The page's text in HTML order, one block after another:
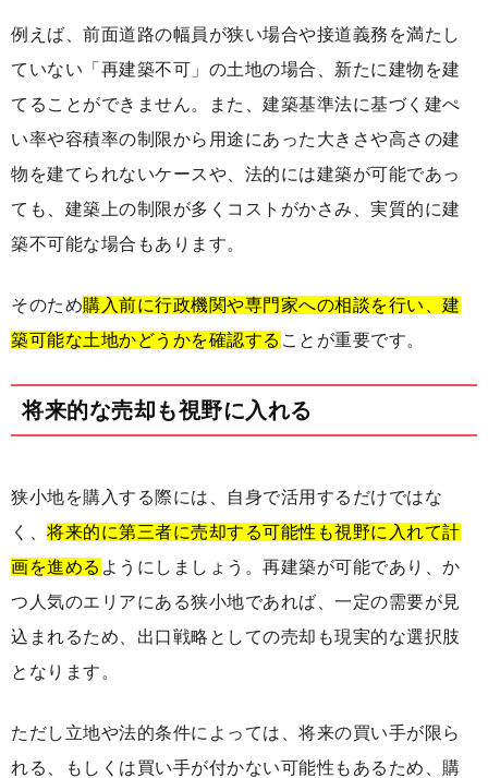
例えば、前面道路の幅員が狭い場合や接道義務を満たし
ていない「再建築不可」の土地の場合、新たに建物を建
てることができません。また、建築基準法に基づく建ぺ
い率や容積率の制限から用途にあった大きさや高さの建
物を建てられないケースや、法的には建築が可能であっ
ても、建築上の制限が多くコストがかさみ、実質的に建
築不可能な場合もあります。
そのため購入前に行政機関や専門家への相談を行い、建
築可能な土地かどうかを確認する ことが重要です。
将来的な売却も視野に入れる
狭小地を購入する際には、自身で活用するだけではな
く、 将来的に第三者に売却する可能性も視野に入れて計
画を進める ようにしましょう。再建築が可能であり、か
つ人気のエリアにある狭小地であれば、一定の需要が見
込まれるため、出口戦略としての売却も現実的な選択肢
となります。
ただし立地や法的条件によっては、将来の買い手が限ら
れる、もしくは買い手が付かない可能性もあるため、購